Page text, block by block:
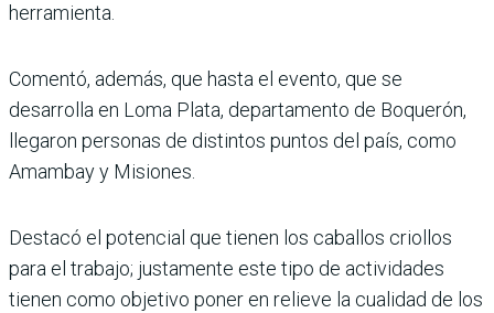
herramienta.
Comentó, además, que hasta el evento, que se
desarrolla en Loma Plata, departamento de Boquerón,
llegaron personas de distintos puntos del país, como
Amambay y Misiones.
Destacó el potencial que tienen los caballos criollos
para el trabajo; justamente este tipo de actividades
tienen como objetivo poner en relieve la cualidad de los